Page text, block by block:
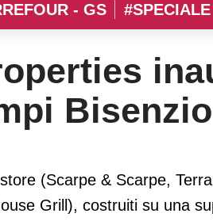
- GS
Retail Park di Campi
(Scarpe & Scarpe,
Grill), costruiti su una